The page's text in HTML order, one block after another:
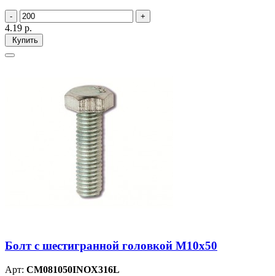
4.19 р.
Купить
Болт с шестигранной головкой М10х50
Арт: CM081050INOX316L